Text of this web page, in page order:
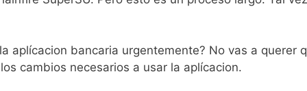
aplícacion bancaria urgentemente? No vas a querer
cambios necesarios a usar la aplícacion.